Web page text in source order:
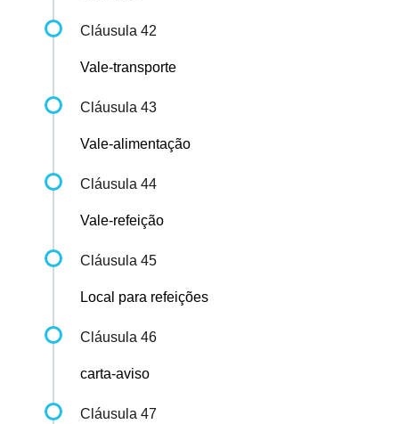
Cláusula 42
Vale-transporte
Cláusula 43
Vale-alimentação
Cláusula 44
Vale-refeição
Cláusula 45
Local para refeições
Cláusula 46
carta-aviso
Cláusula 47